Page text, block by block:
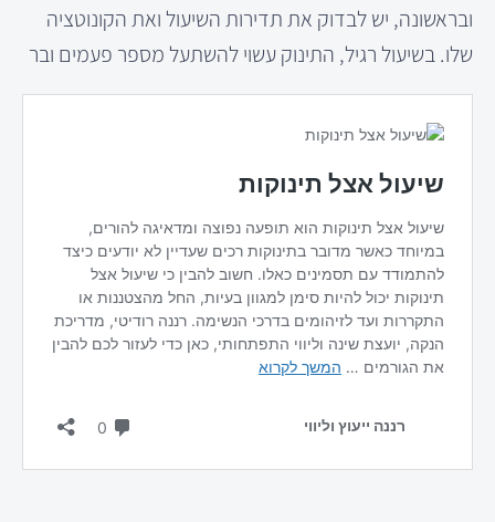
ובראשונה, יש לבדוק את תדירות השיעול ואת הקונוטציה
שלו. בשיעול רגיל, התינוק עשוי להשתעל מספר פעמים ובר